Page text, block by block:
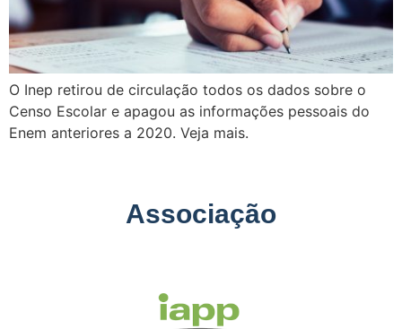
O Inep retirou de circulação todos os dados sobre o
Censo Escolar e apagou as informações pessoais do
Enem anteriores a 2020. Veja mais.
Associação